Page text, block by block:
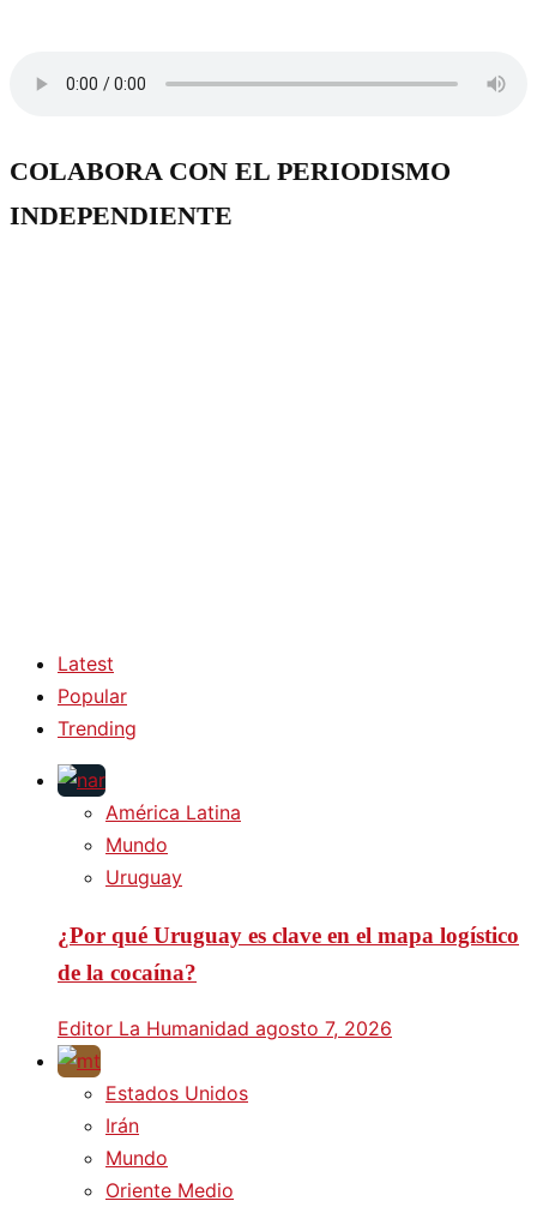
COLABORA CON EL PERIODISMO
INDEPENDIENTE
Latest
Popular
Trending
América Latina
Mundo
Uruguay
¿Por qué Uruguay es clave en el mapa logístico
de la cocaína?
Editor La Humanidad agosto 7, 2026
Estados Unidos
Irán
Mundo
Oriente Medio